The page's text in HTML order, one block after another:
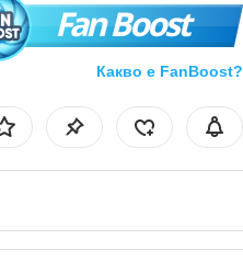
Fan Boost
Какво е FanBoost?